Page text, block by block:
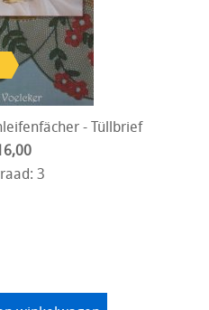
- Tüllbrief
3